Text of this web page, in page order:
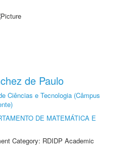
de Paulo
Ciências e Tecnologia (Câmpus
DE MATEMÁTICA E
Category: RDIDP Academic